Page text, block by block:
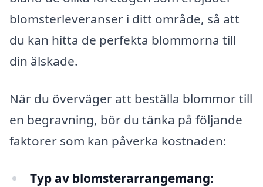
blomsterleveranser i ditt område, så att
du kan hitta de perfekta blommorna till
din älskade.
När du överväger att beställa blommor till
en begravning, bör du tänka på följande
faktorer som kan påverka kostnaden:
Typ av blomsterarrangemang: